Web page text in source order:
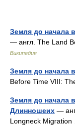
Земля до начала
— англ. The Land
Википедия
Земля до начала
Before Time VIII:
Земля до начала
Длинношеих —
Longneck